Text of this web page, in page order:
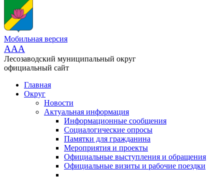
Мобильная версия
AAA
Лесозаводский муниципальный округ
официальный сайт
Главная
Округ
Новости
Актуальная информация
Информационные сообщения
Социалогические опросы
Памятки для гражданина
Мероприятия и проекты
Официальные выступления и обращения
Официальные визиты и рабочие поездки